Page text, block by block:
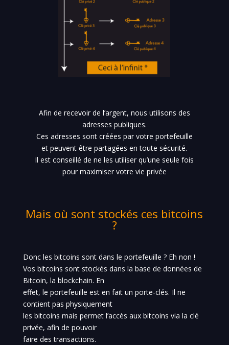
Afin de recevoir de l’argent, nous utilisons des
adresses publiques.
Ces adresses sont créées par votre portefeuille
et peuvent être partagées en toute sécurité.
Il est conseillé de ne les utiliser qu’une seule fois
pour maximiser votre vie privée
Mais où sont stockés ces bitcoins
?
Donc les bitcoins sont dans le portefeuille ? Eh non !
Vos bitcoins sont stockés dans la base de données de
Bitcoin, la blockchain. En
effet, le portefeuille est en fait un porte-clés. Il ne
contient pas physiquement
les bitcoins mais permet l’accès aux bitcoins via la clé
privée, afin de pouvoir
faire des transactions.